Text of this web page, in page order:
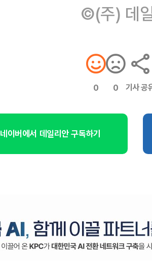
©(주) 데
0 0 기사 공
네이버에서 데일리안 구독하기